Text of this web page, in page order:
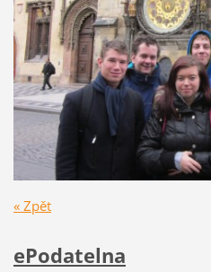
« Zpět
ePodatelna